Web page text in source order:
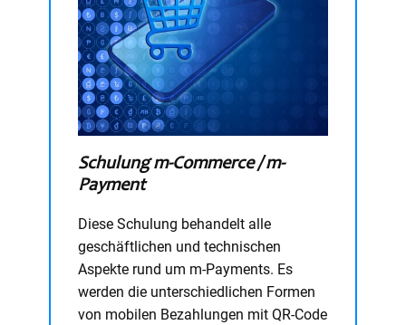
Schulung m-Commerce / m-
Payment
Diese Schulung behandelt alle
geschäftlichen und technischen
Aspekte rund um m-Payments. Es
werden die unterschiedlichen Formen
von mobilen Bezahlungen mit QR-Code